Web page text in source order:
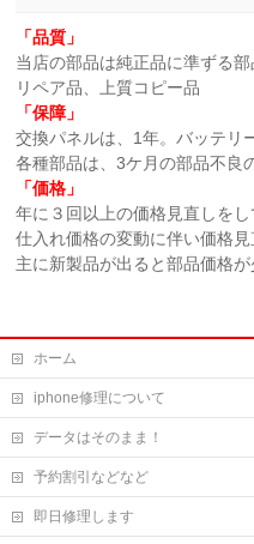
「品質」
当店の部品は純正品に準ずる部
リペア品、上質コピー品
「保障」
交換パネルは、1年。バッテリ
各種部品は、3ケ月の部品不良
「価格」
年に３回以上の価格見直しをし
仕入れ価格の変動に伴い価格見
主に新製品が出ると部品価格が
ホーム
iphone修理について
データはそのまま！
予約割引などなど
即日修理します